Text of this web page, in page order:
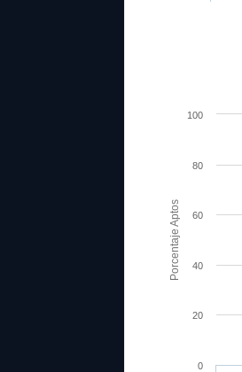
Porcentaje Aptos
0
20
40
60
80
100